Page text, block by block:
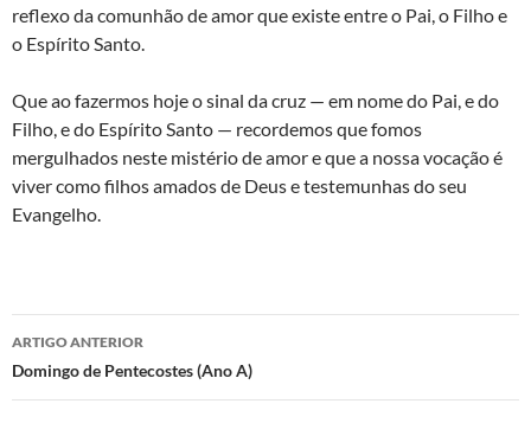
reflexo da comunhão de amor que existe entre o Pai, o Filho e
o Espírito Santo.
Que ao fazermos hoje o sinal da cruz — em nome do Pai, e do
Filho, e do Espírito Santo — recordemos que fomos
mergulhados neste mistério de amor e que a nossa vocação é
viver como filhos amados de Deus e testemunhas do seu
Evangelho.
Navegação
de
ARTIGO ANTERIOR
Domingo de Pentecostes (Ano A)